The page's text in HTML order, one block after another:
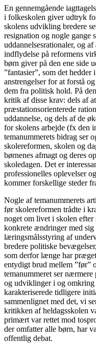
En gennemgående
i folkeskolen giver udtryk
skolens udvikling bredere
resignation og nogle gange
uddannelsesrationaler, og
indflydelse på reformens
børn giver på den ene side
”fantasier”, som det
anstrengelser for at forstå
dem fra politisk hold. På
kritik af disse krav: dels af
præstationsorienterede
uddannelse, og dels af de
for skolens arbejde (fx den
temanummerets bidrag ser
skolereformen, skolen og
børnenes afmagt og deres
skoledagen. Det er
professionelles oplevelser
kommer forskellige steder
Nogle af temanummerets
før skolereformen trådte i
noget om livet i skolen
konkrete ændringer med
læringsmålsstyring af
bredere politiske
som derfor længe har
entydigt brud mellem ”før”
temanummeret ser
og udviklinger i og omkring
karakteriserede tidligere
sammenlignet med det, vi
kritikken af heldagsskolen
primært var rettet mod
der omfatter alle børn, har
offentlig debat.